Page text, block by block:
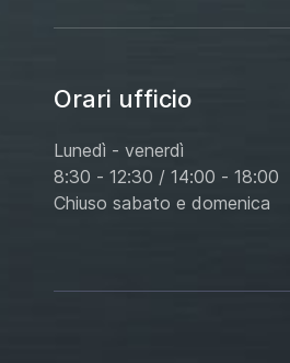
Orari ufficio
Lunedì - venerdì
8:30 - 12:30 / 14:00 - 18:00
Chiuso sabato e domenica